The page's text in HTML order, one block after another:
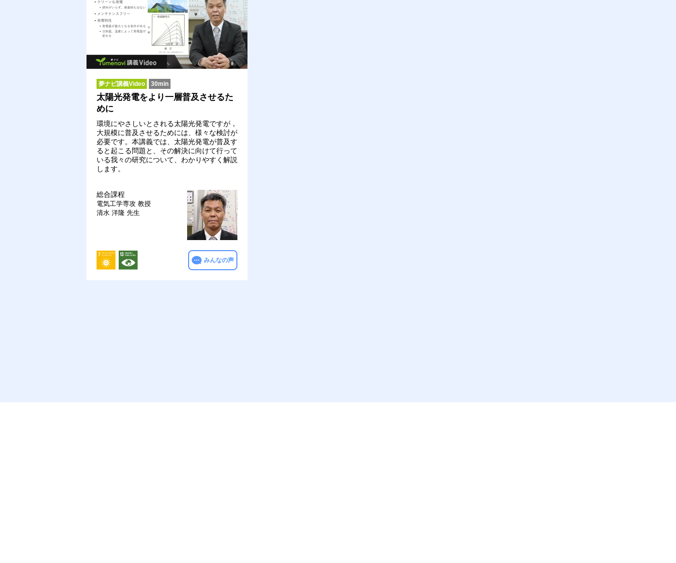
夢ナビ講義Video 30min
太陽光発電をより一層普及させるた
めに
環境にやさしいとされる太陽光発電ですが，
大規模に普及させるためには、様々な検討が
必要です。本講義では、太陽光発電が普及す
ると起こる問題と、その解決に向けて行って
いる我々の研究について、わかりやすく解説
します。
総合課程
電気工学専攻 教授
清水 洋隆 先生
みんなの声